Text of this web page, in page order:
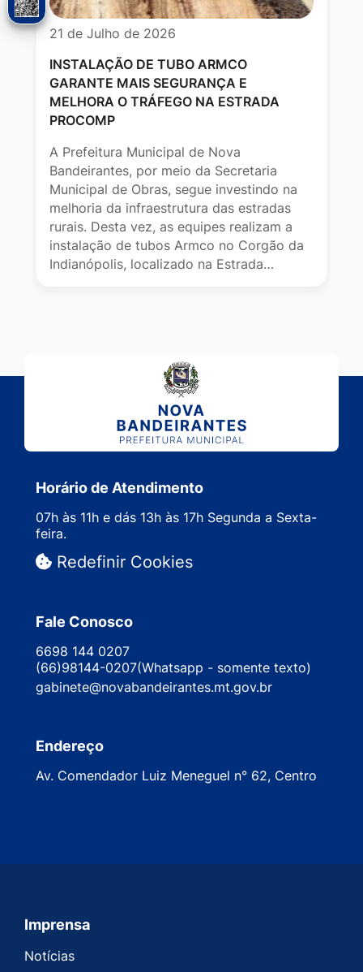
21 de Julho de 2026
INSTALAÇÃO DE TUBO ARMCO
GARANTE MAIS SEGURANÇA E
MELHORA O TRÁFEGO NA ESTRADA
PROCOMP
A Prefeitura Municipal de Nova
Bandeirantes, por meio da Secretaria
Municipal de Obras, segue investindo na
melhoria da infraestrutura das estradas
rurais. Desta vez, as equipes realizam a
instalação de tubos Armco no Corgão da
Indianópolis, localizado na Estrada…
Horário de Atendimento
07h às 11h e dás 13h às 17h Segunda a Sexta-
feira.
Redefinir Cookies
Fale Conosco
6698 144 0207
(66)98144-0207(Whatsapp - somente texto)
gabinete@novabandeirantes.mt.gov.br
Endereço
Av. Comendador Luiz Meneguel n° 62, Centro
Seção do Rodapé e Contato
Imprensa
Notícias